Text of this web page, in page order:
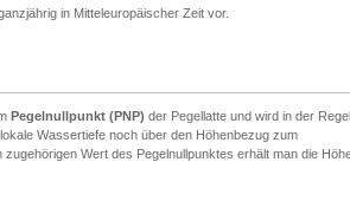
in Mitteleuropäischer Zeit vor.
Pegelnullpunkt (PNP) der Pegellatte und wird in der Regel
Wassertiefe noch über den Höhenbezug zum
Wert des Pegelnullpunktes erhält man die